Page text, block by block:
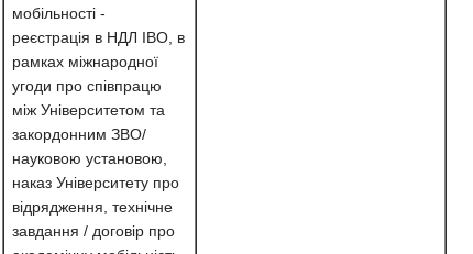
мобільності -
реєстрація в НДЛ ІВО, в
рамках міжнародної
угоди про співпрацю
між Університетом та
закордонним ЗВО/
науковою установою,
наказ Університету про
відрядження, технічне
завдання / договір про